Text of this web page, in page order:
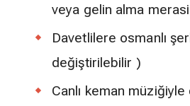
veya gelin alma
Davetlilere osmanlı
değiştirilebilir )
Canlı keman